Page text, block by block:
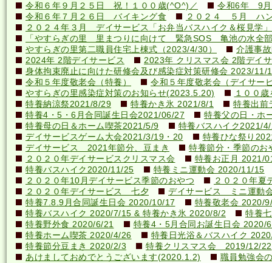
令和６年９月２５日 祝！１００歳(^O^)／
令和6年 9
令和６年７月２６日 バイキング食
２０２４ ５月 ハ
２０２４年３月 デイサービス「お弁当バスハイク＆桜見学」
「やすらぎの里 里まつりに向けて 緊急SOS 亀池の水全
やすらぎの里第二職員住宅上棟式（2023/4/30）
介護事
2024年 2階デイサービス
2023年 クリスマス会 2階デイ
身体拘束廃止に向けた研修会及び感染症対策研修会 2023/11/
令和５年度敬老会（特養）
令和５年度敬老会（デイサー
やすらぎの里感染症対策のお知らせ(2023.5.20)
１００
特養納涼祭2021/8/29
特養かき氷 2021/8/1
特養出前
特養4・5・6月合同誕生日会2021/06/27
特養父の日・ホ
特養母の日＆ホーム喫茶2021/5/9
特養バスハイク2021/
デイサービスゲーム大会2021/3/19・20
特養ひな祭り
デイサービス 2021年節分、豆まき
特養節分・季節の
２０２０年デイサービスクリスマス会
特養お正月 2021/
特養バスハイク2020/11/25
特養ミニ運動会 2020/11/15
２０２０年10月デイサービス季節のおやつ
２０２０年夏
２０２０年デイサービス 七夕
デイサービス ミニ運動
特養7.8.9月合同誕生日会 2020/10/17
特養敬老会 2020/
特養バスハイク 2020/7/15 & 特養かき氷 2020/8/2
特養
特養野外食 2020/6/21
特養4・5月合同お誕生日会 2020/
特養ホーム喫茶 2020/4/26
特養日光浴＆バスハイク
特養節分豆まき 2020/2/3
特養クリスマス会 2019/12/22
あけましておめでとうございます(2020.1.2)
職員勉強会